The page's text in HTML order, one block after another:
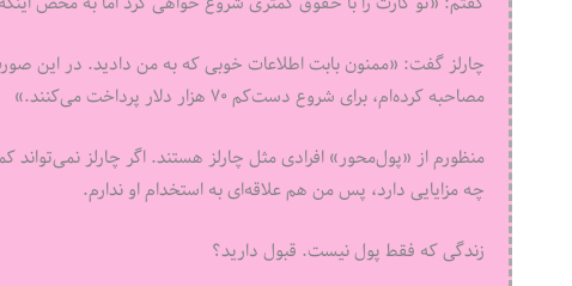
چارلز گفت: «ممنون بابت اطلاعات خوبی که به من دادید. در این
مصاحبه کرده‌ام، برای شروع دست‌کم ۷۰ هزار دلار پرداخت می‌کنند.»
منظورم از «پول‌محور» افرادی مثل چارلز هستند. اگر چارلز
چه مزایایی دارد، پس من هم علاقه‌ای به استخدام او ندارم.
زندگی که فقط پول نیست. قبول دارید؟